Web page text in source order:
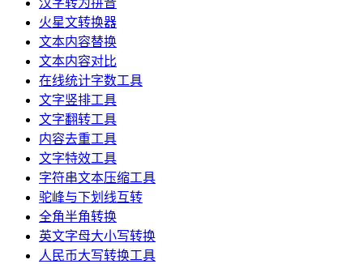
汉字转为拼音
火星文转换器
文本内容替换
文本内容对比
在线统计字数工具
文字竖排工具
文字翻转工具
内容去重工具
文字特效工具
字符串文本压缩工具
驼峰与下划线互转
全角半角转换
英文字母大小写转换
人民币大写转换工具